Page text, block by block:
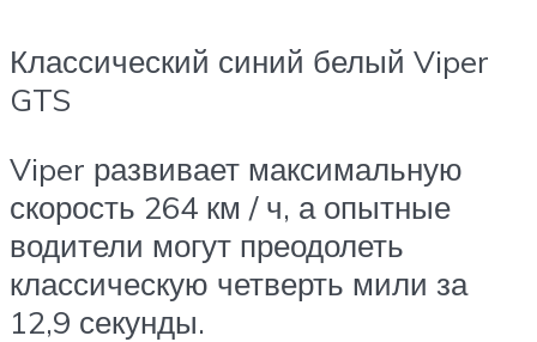
Классический синий белый Viper
GTS
Viper развивает максимальную
скорость 264 км / ч, а опытные
водители могут преодолеть
классическую четверть мили за
12,9 секунды.